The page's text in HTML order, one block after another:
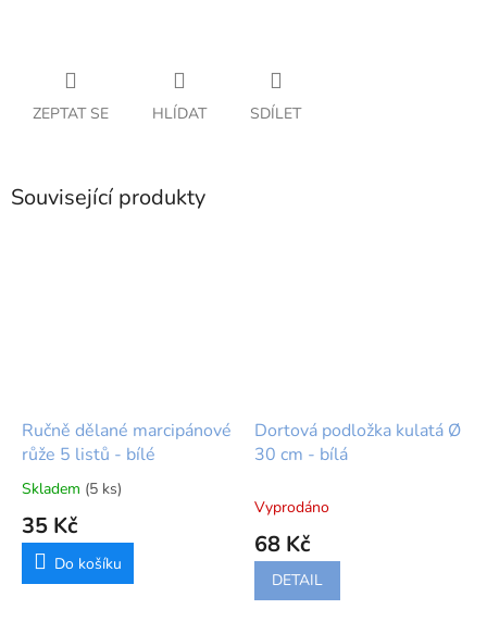
ZEPTAT SE HLÍDAT SDÍLET
Související produkty
Ručně dělané marcipánové
růže 5 listů - bílé
Průměrné
hodnocení
produktu
5,0
Skladem (5 ks)
35 Kč
Do košíku
Dortová podložka kulatá Ø
30 cm - bílá
Vyprodáno
68 Kč
DETAIL